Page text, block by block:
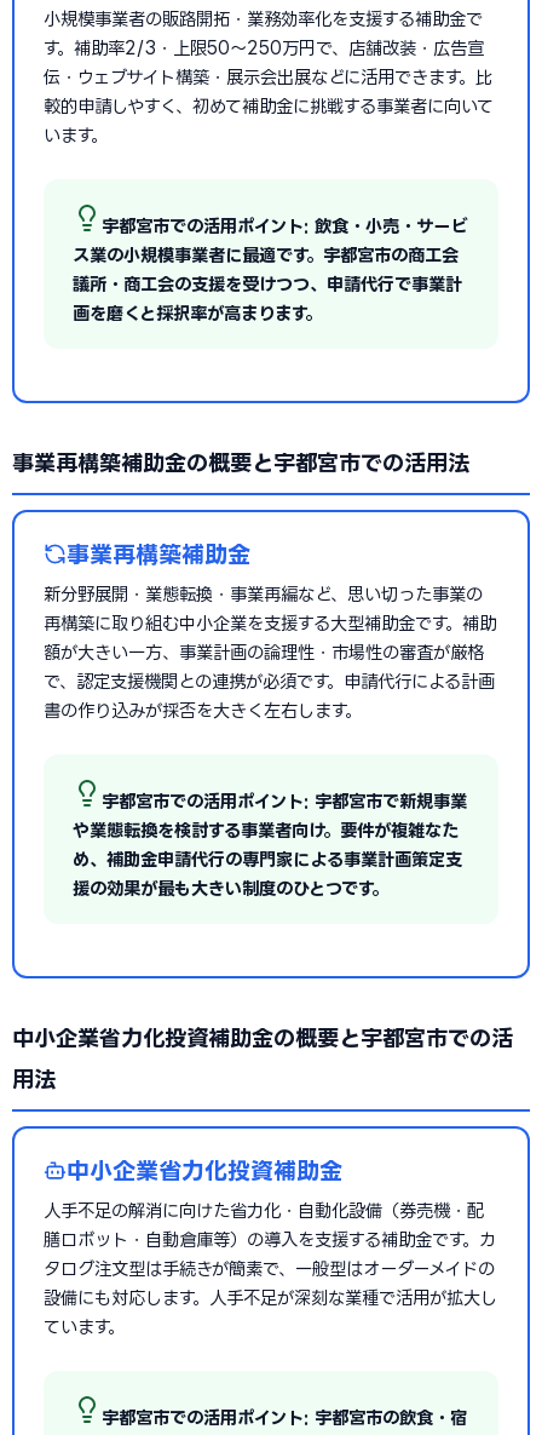
小規模事業者の販路開拓・業務効率化を支援する補助金で
す。補助率2/3・上限50〜250万円で、店舗改装・広告宣
伝・ウェブサイト構築・展示会出展などに活用できます。比
較的申請しやすく、初めて補助金に挑戦する事業者に向いて
います。
宇都宮市での活用ポイント: 飲食・小売・サービ
ス業の小規模事業者に最適です。宇都宮市の商工会
議所・商工会の支援を受けつつ、申請代行で事業計
画を磨くと採択率が高まります。
事業再構築補助金の概要と宇都宮市での活用法
事業再構築補助金
新分野展開・業態転換・事業再編など、思い切った事業の
再構築に取り組む中小企業を支援する大型補助金です。補助
額が大きい一方、事業計画の論理性・市場性の審査が厳格
で、認定支援機関との連携が必須です。申請代行による計画
書の作り込みが採否を大きく左右します。
宇都宮市での活用ポイント: 宇都宮市で新規事業
や業態転換を検討する事業者向け。要件が複雑なた
め、補助金申請代行の専門家による事業計画策定支
援の効果が最も大きい制度のひとつです。
中小企業省力化投資補助金の概要と宇都宮市での活
用法
中小企業省力化投資補助金
人手不足の解消に向けた省力化・自動化設備（券売機・配
膳ロボット・自動倉庫等）の導入を支援する補助金です。カ
タログ注文型は手続きが簡素で、一般型はオーダーメイドの
設備にも対応します。人手不足が深刻な業種で活用が拡大し
ています。
宇都宮市での活用ポイント: 宇都宮市の飲食・宿